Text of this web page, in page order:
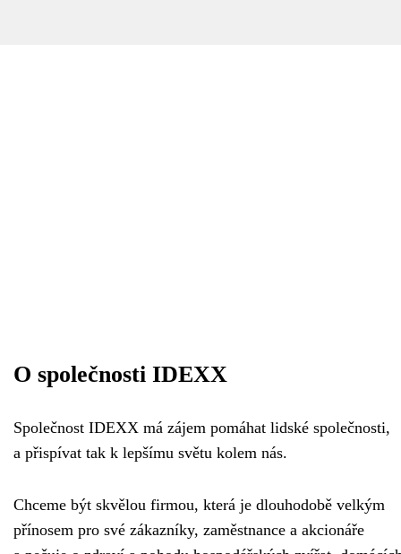
O společnosti IDEXX
Společnost IDEXX má zájem pomáhat lidské společnosti,
a přispívat tak k lepšímu světu kolem nás.
Chceme být skvělou firmou, která je dlouhodobě velkým
přínosem pro své zákazníky, zaměstnance a akcionáře